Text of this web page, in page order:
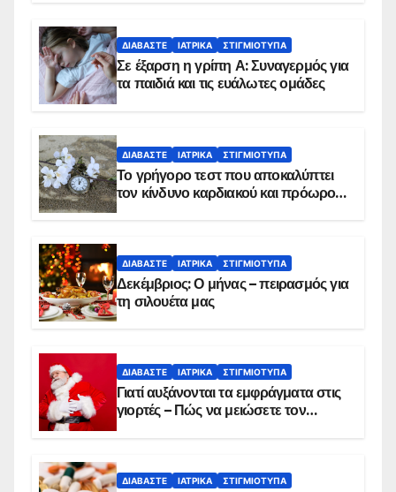
ΔΙΑΒΆΣΤΕ ΙΑΤΡΙΚΆ ΣΤΙΓΜΙΌΤΥΠΑ
Σε έξαρση η γρίπη Α: Συναγερμός για
τα παιδιά και τις ευάλωτες ομάδες
ΔΙΑΒΆΣΤΕ ΙΑΤΡΙΚΆ ΣΤΙΓΜΙΌΤΥΠΑ
Το γρήγορο τεστ που αποκαλύπτει
τον κίνδυνο καρδιακού και πρόωρου
ΔΙΑΒΆΣΤΕ ΙΑΤΡΙΚΆ ΣΤΙΓΜΙΌΤΥΠΑ
Δεκέμβριος: Ο μήνας – πειρασμός για
τη σιλουέτα μας
ΔΙΑΒΆΣΤΕ ΙΑΤΡΙΚΆ ΣΤΙΓΜΙΌΤΥΠΑ
Γιατί αυξάνονται τα εμφράγματα στις
γιορτές – Πώς να μειώσετε τον
ΔΙΑΒΆΣΤΕ ΙΑΤΡΙΚΆ ΣΤΙΓΜΙΌΤΥΠΑ